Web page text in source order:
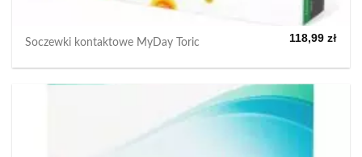
Soczewki kontaktowe MyDay Toric 118,99 zł